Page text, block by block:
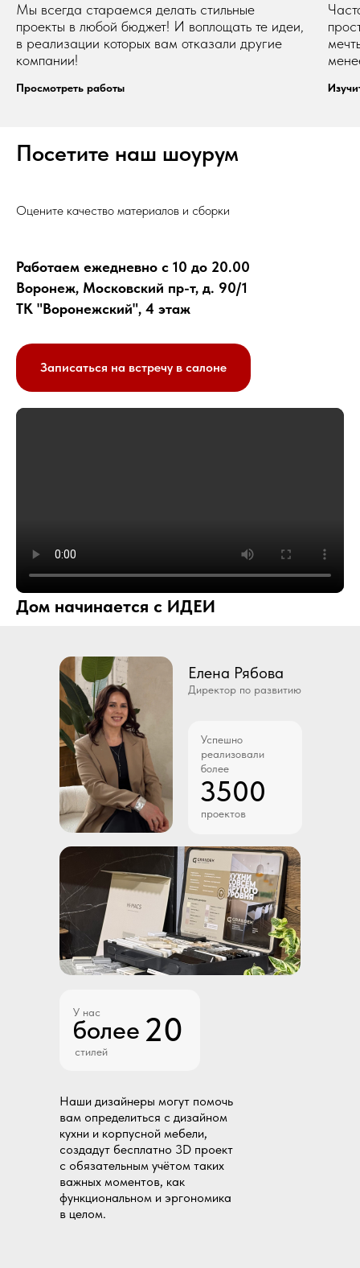
Мы всегда стараемся делать стильные
проекты в любой бюджет! И воплощать те идеи,
в реализации которых вам отказали другие
компании!
Просмотреть работы
Посетите наш шоурум
Оцените качество материалов и сборки
Работаем ежедневно с 10 до 20.00
Воронеж, Московский пр-т, д. 90/1
ТК "Воронежский", 4 этаж
Записаться на встречу в салоне
Дом начинается с ИДЕИ
Елена Рябова
Директор по развитию
Успешно
реализовали
более
проектов
3500
У нас
стилей
более 20
Наши дизайнеры могут помочь
вам определиться с дизайном
кухни и корпусной мебели,
создадут бесплатно 3D проект
с обязательным учётом таких
важных моментов, как
функциональном и эргономика
в целом.